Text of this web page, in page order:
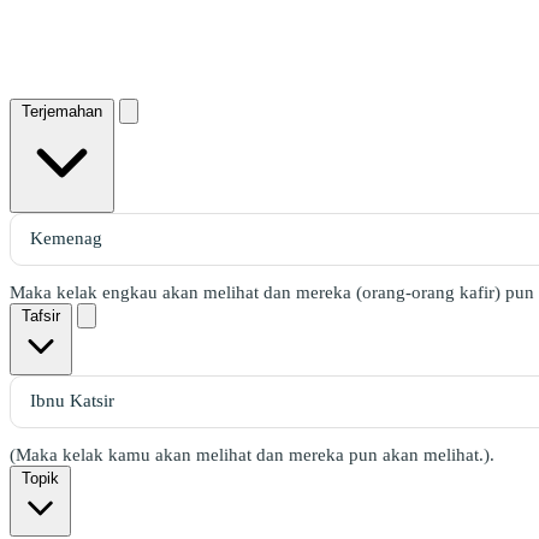
Terjemahan
Maka kelak engkau akan melihat dan mereka (orang-orang kafir) pun
Tafsir
(Maka kelak kamu akan melihat dan mereka pun akan melihat.).
Topik